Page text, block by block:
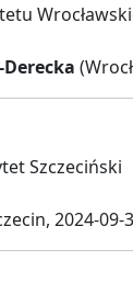
Szczeciński
2024-09-